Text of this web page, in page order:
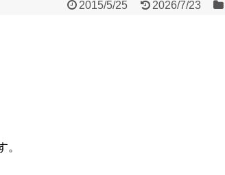
2015/5/25 2026/7/23